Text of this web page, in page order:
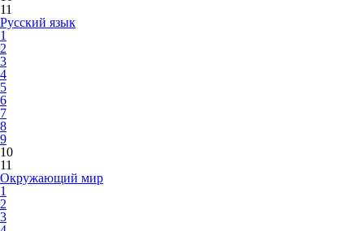
11
Русский язык
1
2
3
4
5
6
7
8
9
10
11
Окружающий мир
1
2
3